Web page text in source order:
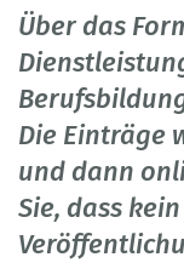
Über das
Die Einträge
und dann
Sie, dass